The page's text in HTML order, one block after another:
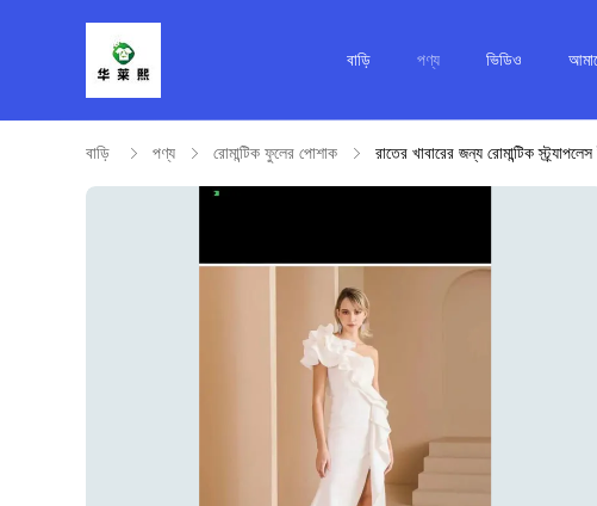
বাড়ি পণ্য ভিডিও
বাড়ি পণ্য রোমান্টিক ফুলের পোশাক রাতের খাবারের জন্য রোমান্টিক